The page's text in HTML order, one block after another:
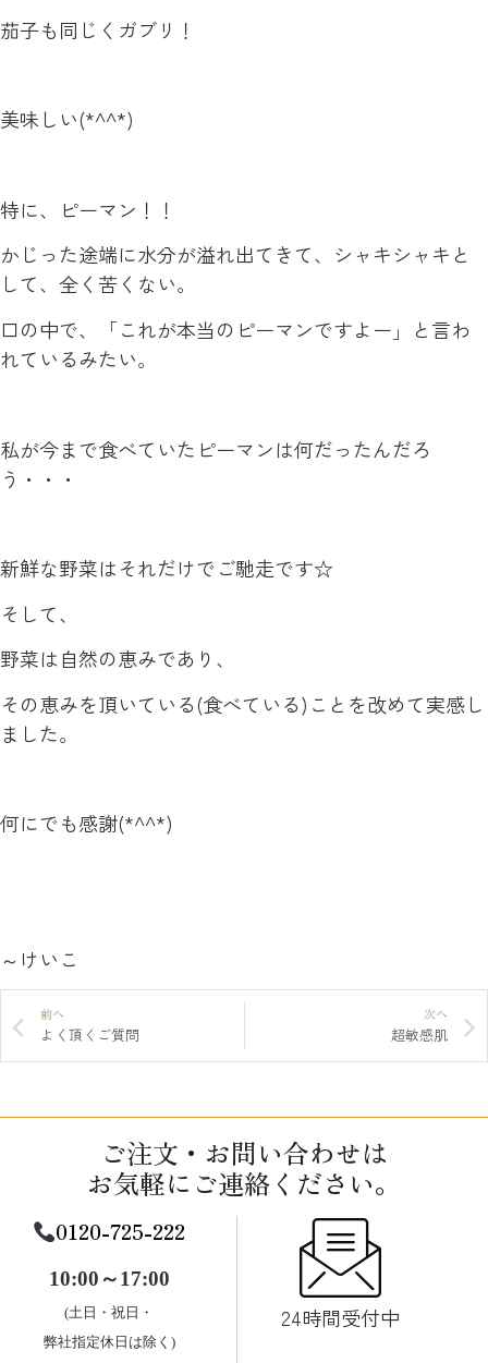
茄子も同じくガブリ！
美味しい(*^^*)
特に、ピーマン！！
かじった途端に水分が溢れ出てきて、シャキシャキと
して、全く苦くない。
口の中で、「これが本当のピーマンですよー」と言わ
れているみたい。
私が今まで食べていたピーマンは何だったんだろ
う・・・
新鮮な野菜はそれだけでご馳走です☆
そして、
野菜は自然の恵みであり、
その恵みを頂いている(食べている)ことを改めて実感し
ました。
何にでも感謝(*^^*)
～けいこ
前へ
よく頂くご質問
次へ
超敏感肌
ご注文・お問い合わせは
お気軽にご連絡ください。
0120-725-222
10:00～17:00
(土日・祝日・
弊社指定休日は除く)
24時間受付中